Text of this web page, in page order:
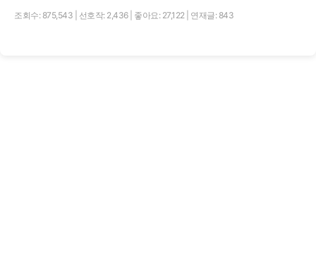
조회수: 875,543 선호작: 2,436 좋아요: 27,122 연재글: 843